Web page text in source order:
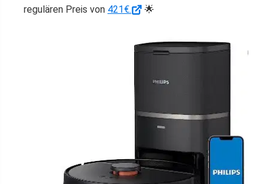
regulären Preis von 421€. 🌟